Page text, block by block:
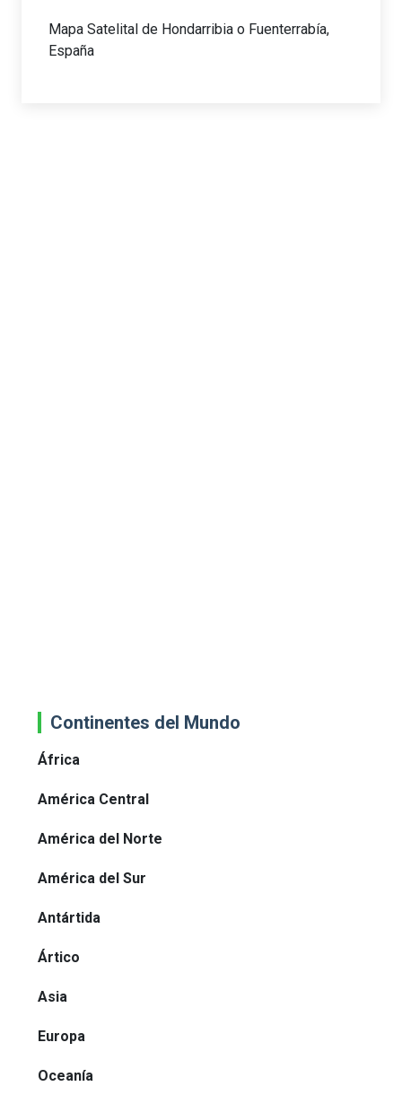
Mapa Satelital de Hondarribia o Fuenterrabía,
España
Continentes del Mundo
África
América Central
América del Norte
América del Sur
Antártida
Ártico
Asia
Europa
Oceanía